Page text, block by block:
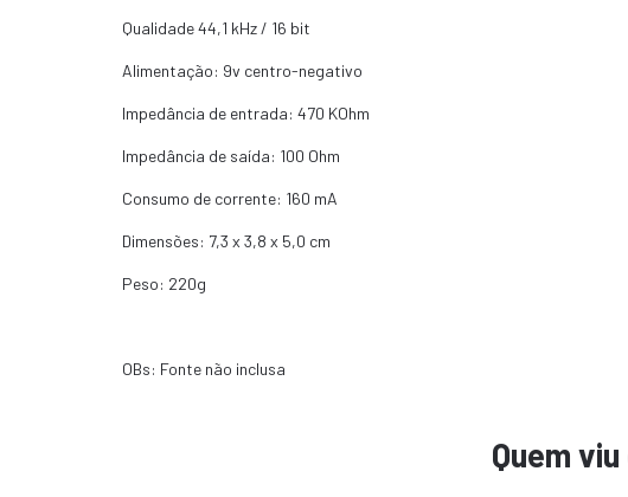
Qualidade 44,1 kHz / 16 bit
Alimentação: 9v centro-negativo
Impedância de entrada: 470 KOhm
Impedância de saída: 100 Ohm
Consumo de corrente: 160 mA
Dimensões: 7,3 x 3,8 x 5,0 cm
Peso: 220g
OBs: Fonte não inclusa
Quem